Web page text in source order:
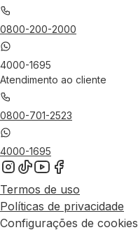
0800-200-2000
4000-1695
Atendimento ao cliente
0800-701-2523
4000-1695
Termos de uso
Políticas de privacidade
Configurações de cookies